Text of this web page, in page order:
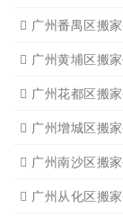
广州番禺区搬
广州黄埔区搬
广州花都区搬
广州增城区搬
广州南沙区搬
广州从化区搬